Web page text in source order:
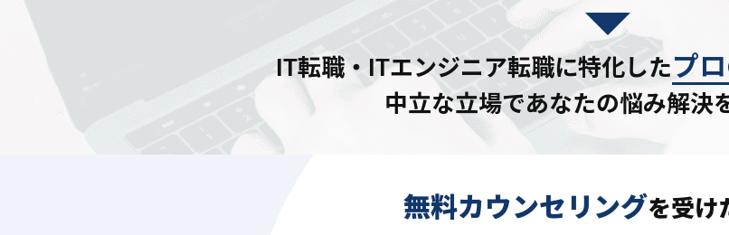
IT転職・ITエンジニア転職に特化したプ
中立な立場であなたの悩み解決
無料カウンセリングを受け